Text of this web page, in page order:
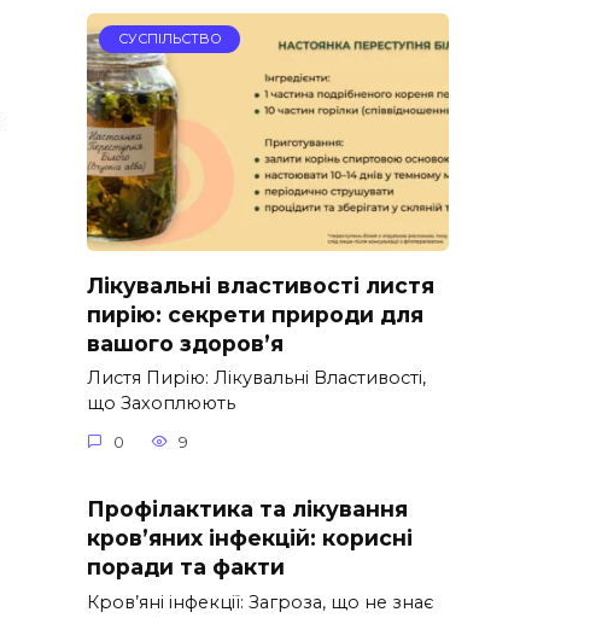
СУСПІЛЬСТВО
Лікувальні властивості листя
пирію: секрети природи для
вашого здоров’я
Листя Пирію: Лікувальні Властивості,
що Захоплюють
0 9
Профілактика та лікування
кров’яних інфекцій: корисні
поради та факти
Кров’яні інфекції: Загроза, що не знає